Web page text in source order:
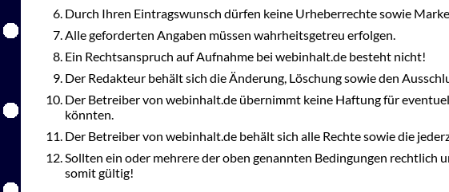
Durch Ihren Eintragswunsch dürfen keine Urheberrechte sowie
Alle geforderten Angaben müssen wahrheitsgetreu erfolgen.
Ein Rechtsanspruch auf Aufnahme bei webinhalt.de besteht nicht!
Der Redakteur behält sich die Änderung, Löschung sowie den
Der Betreiber von webinhalt.de übernimmt keine Haftung für
könnten.
Der Betreiber von webinhalt.de behält sich alle Rechte sowie die
Sollten ein oder mehrere der oben genannten Bedingungen
somit gültig!